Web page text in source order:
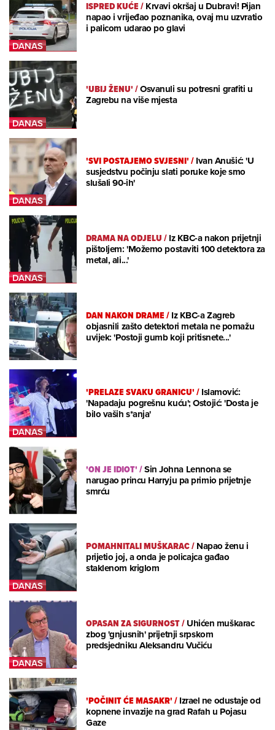
ISPRED KUĆE/Krvavi okršaj u Dubravi! Pijan
napao i vrijeđao poznanika, ovaj mu uzvratio
i palicom udarao po glavi
'UBIJ ŽENU'/Osvanuli su potresni grafiti u
Zagrebu na više mjesta
'SVI POSTAJEMO SVJESNI'/Ivan Anušić: 'U
susjedstvu počinju slati poruke koje smo
slušali 90-ih'
DRAMA NA ODJELU/Iz KBC-a nakon prijetnji
pištoljem: 'Možemo postaviti 100 detektora za
metal, ali...'
DAN NAKON DRAME/Iz KBC-a Zagreb
objasnili zašto detektori metala ne pomažu
uvijek: 'Postoji gumb koji pritisnete...'
'PRELAZE SVAKU GRANICU'/Islamović:
'Napadaju pogrešnu kuću'; Ostojić: 'Dosta je
bilo vaših s*anja'
'ON JE IDIOT'/Sin Johna Lennona se
narugao princu Harryju pa primio prijetnje
smrću
POMAHNITALI MUŠKARAC/Napao ženu i
prijetio joj, a onda je policajca gađao
staklenom kriglom
OPASAN ZA SIGURNOST/Uhićen muškarac
zbog 'gnjusnih' prijetnji srpskom
predsjedniku Aleksandru Vučiću
'POČINIT ĆE MASAKR'/Izrael ne odustaje od
kopnene invazije na grad Rafah u Pojasu
Gaze